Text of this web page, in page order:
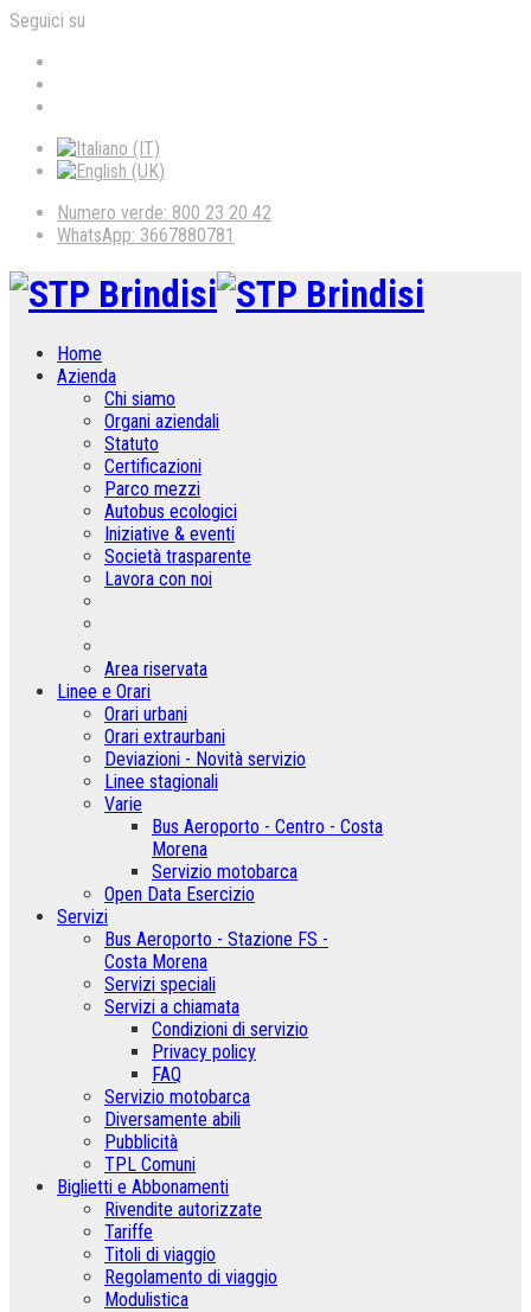
Seguici su
Numero verde: 800 23 20 42
WhatsApp: 3667880781
Home
Azienda
Chi siamo
Organi aziendali
Statuto
Certificazioni
Parco mezzi
Autobus ecologici
Iniziative & eventi
Società trasparente
Lavora con noi
Area riservata
Linee e Orari
Orari urbani
Orari extraurbani
Deviazioni - Novità servizio
Linee stagionali
Varie
Bus Aeroporto - Centro - Costa
Morena
Servizio motobarca
Open Data Esercizio
Servizi
Bus Aeroporto - Stazione FS -
Costa Morena
Servizi speciali
Servizi a chiamata
Condizioni di servizio
Privacy policy
FAQ
Servizio motobarca
Diversamente abili
Pubblicità
TPL Comuni
Biglietti e Abbonamenti
Rivendite autorizzate
Tariffe
Titoli di viaggio
Regolamento di viaggio
Modulistica